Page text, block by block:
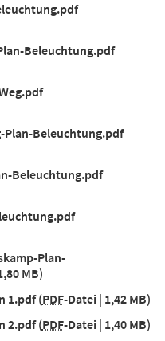
Beleuchtung.pdf
Plan-Beleuchtung.pdf
Beleuchtung.pdf
Plan-
MB
1.pdf PDF-Datei 1,42 MB
2.pdf PDF-Datei 1,40 MB